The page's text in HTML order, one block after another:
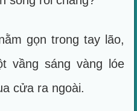
gọn trong tay lão,
vầng sáng vàng lóe
cửa ra ngoài.